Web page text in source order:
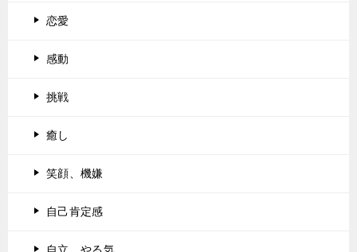
恋愛
感動
挑戦
癒し
笑顔、機嫌
自己肯定感